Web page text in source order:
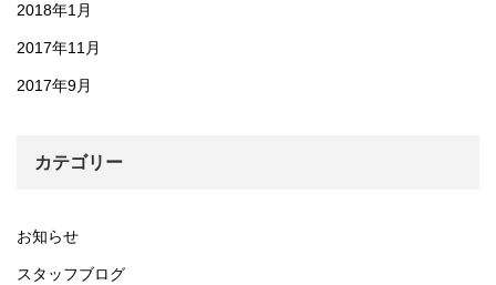
2018年1月
2017年11月
2017年9月
カテゴリー
お知らせ
スタッフブログ